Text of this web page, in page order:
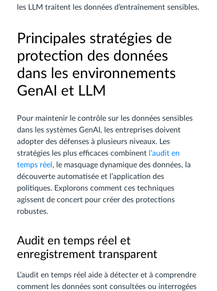
les LLM traitent les données d’entraînement sensibles.
Principales stratégies de
protection des données
dans les environnements
GenAI et LLM
Pour maintenir le contrôle sur les données sensibles
dans les systèmes GenAI, les entreprises doivent
adopter des défenses à plusieurs niveaux. Les
stratégies les plus efficaces combinent l’audit en
temps réel , le masquage dynamique des données, la
découverte automatisée et l’application des
politiques. Explorons comment ces techniques
agissent de concert pour créer des protections
robustes.
Audit en temps réel et
enregistrement transparent
L’audit en temps réel aide à détecter et à comprendre
comment les données sont consultées ou interrogées